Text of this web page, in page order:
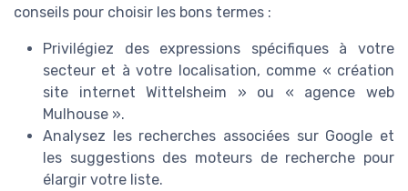
conseils pour choisir les bons termes :
Privilégiez des expressions spécifiques à votre
secteur et à votre localisation, comme « création
site internet Wittelsheim » ou « agence web
Mulhouse ».
Analysez les recherches associées sur Google et
les suggestions des moteurs de recherche pour
élargir votre liste.